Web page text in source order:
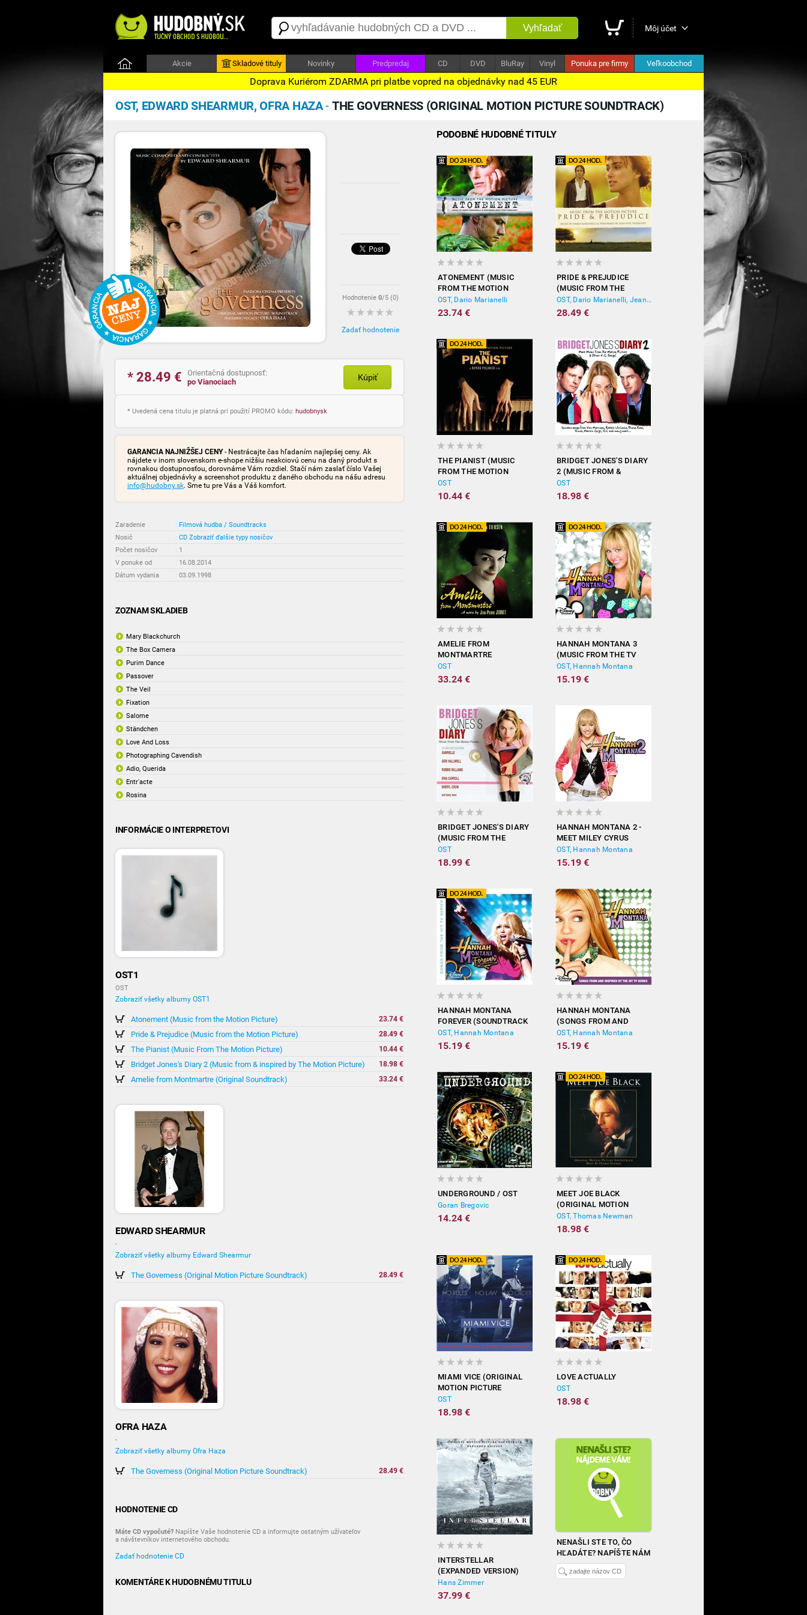
Vyhľadať Môj účet
Akcie Skladové tituly Novinky Predpredaj CD DVD BluRay Vinyl Ponuka pre firmy Veľkoobchod
Doprava Kuriérom ZDARMA pri platbe vopred na objednávky nad 45 EUR
OST, EDWARD SHEARMUR, OFRA HAZA- THE GOVERNESS (ORIGINAL MOTION PICTURE SOUNDTRACK)
Hodnotenie 0/5 (0)
Zadať hodnotenie
* 28.49 €
Orientačná dostupnosť:
po Vianociach
Kúpiť
* Uvedená cena titulu je platná pri použití PROMO kódu: hudobnysk
GARANCIA NAJNIŽŠEJ CENY- Nestrácajte čas hľadaním najlepšej ceny. Ak
nájdete v inom slovenskom e-shope nižšiu neakciovú cenu na daný produkt s
rovnakou dostupnosťou, dorovnáme Vám rozdiel. Stačí nám zaslať číslo Vašej
aktuálnej objednávky a screenshot produktu z daného obchodu na nášu adresu
info@hudobny.sk. Sme tu pre Vás a Váš komfort.
Zaradenie : Filmová hudba / Soundtracks
Nosič
: CD Zobraziť ďalšie typy nosičov
Počet nosičov
: 1
V ponuke od
: 16.08.2014
Dátum vydania
: 03.09.1998
ZOZNAM SKLADIEB
Mary Blackchurch
The Box Camera
Purim Dance
Passover
The Veil
Fixation
Salome
Ständchen
Love And Loss
Photographing Cavendish
Adio, Querida
Entr'acte
Rosina
INFORMÁCIE O INTERPRETOVI
OST1
OST
Zobraziť všetky albumy OST1
Atonement (Music from the Motion Picture) 23.74 €
Pride & Prejudice (Music from the Motion Picture) 28.49 €
The Pianist (Music From The Motion Picture) 10.44 €
Bridget Jones's Diary 2 (Music from & inspired by The Motion Picture) 18.98 €
Amelie from Montmartre (Original Soundtrack) 33.24 €
EDWARD SHEARMUR
-
Zobraziť všetky albumy Edward Shearmur
The Governess (Original Motion Picture Soundtrack) 28.49 €
OFRA HAZA
-
Zobraziť všetky albumy Ofra Haza
The Governess (Original Motion Picture Soundtrack) 28.49 €
HODNOTENIE CD
Máte CD vypočuté? Napíšte Vaše hodnotenie CD a informujte ostatným užívateľov
a návštevníkov internetového obchodu.
Zadať hodnotenie CD
KOMENTÁRE K HUDOBNÉMU TITULU
PODOBNÉ HUDOBNÉ TITULY
ATONEMENT (MUSIC
FROM THE MOTION
PICTURE)
OST, Dario Marianelli
23.74 €
PRIDE & PREJUDICE
(MUSIC FROM THE
MOTION PICTURE)
OST, Dario Marianelli, Jean-Yves Thibaudet
28.49 €
THE PIANIST (MUSIC
FROM THE MOTION
PICTURE)
OST
10.44 €
BRIDGET JONES'S DIARY
2 (MUSIC FROM &
INSPIRED BY THE
MOTION PICTURE)
OST
18.98 €
AMELIE FROM
MONTMARTRE
(ORIGINAL
SOUNDTRACK)
OST
33.24 €
HANNAH MONTANA 3
(MUSIC FROM THE TV
SHOW)
OST, Hannah Montana
15.19 €
BRIDGET JONES'S DIARY
(MUSIC FROM THE
MOTION PICTURE)
OST
18.99 €
HANNAH MONTANA 2 -
MEET MILEY CYRUS
OST, Hannah Montana
15.19 €
HANNAH MONTANA
FOREVER (SOUNDTRACK
FROM THE TV SERIES)
OST, Hannah Montana
15.19 €
HANNAH MONTANA
(SONGS FROM AND
INSPIRED BY THE HIT TV
SERIES)
OST, Hannah Montana
15.19 €
UNDERGROUND / OST
Goran Bregovic
14.24 €
MEET JOE BLACK
(ORIGINAL MOTION
PICTURE SOUNDTRACK)
OST, Thomas Newman
18.98 €
MIAMI VICE (ORIGINAL
MOTION PICTURE
SOUNDTRACK)
OST
18.98 €
LOVE ACTUALLY
OST
18.98 €
INTERSTELLAR
(EXPANDED VERSION)
Hans Zimmer
37.99 €
NENAŠLI STE TO, ČO
HĽADÁTE? NAPÍŠTE NÁM